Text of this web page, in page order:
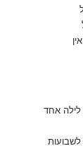
לילה אחד
לשבועות